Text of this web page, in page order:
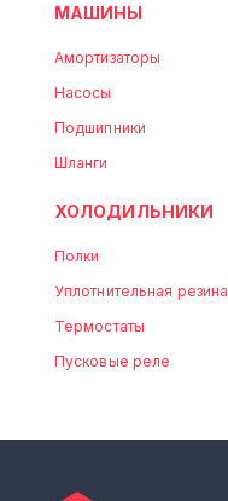
МАШИНЫ
Амортизаторы
Насосы
Подшипники
Шланги
ХОЛОДИЛЬНИКИ
Полки
Уплотнительная резина
Термостаты
Пусковые реле